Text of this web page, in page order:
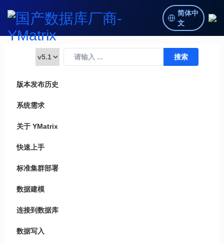
简体中
文
版本发布历史
系统需求
关于 YMatrix
快速上手
标准集群部署
数据建模
连接到数据库
数据写入